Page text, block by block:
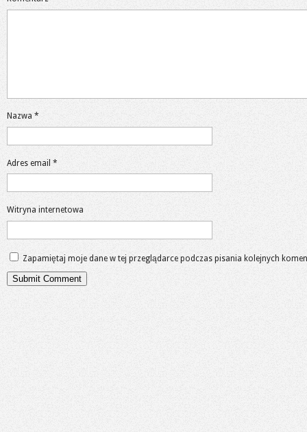
Nazwa *
Adres email *
Witryna internetowa
Zapamiętaj moje dane w tej przeglądarce podczas pisania kolejnych